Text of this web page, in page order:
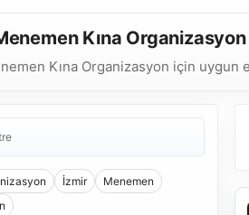
Kına Organizasyon
Kına Organizasyon için
İzmir
Menemen